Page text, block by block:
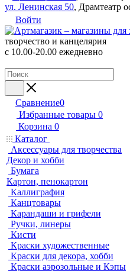
ул. Ленинская 50, Драмтеатр
Войти
творчество и канцелярия
с 10.00-20.00 ежедневно
Сравнение0
Избранные товары 0
Корзина 0
Каталог
Аксессуары для творчества
Декор и хобби
Бумага
Картон, пенокартон
Каллиграфия
Канцтовары
Карандаши и грифели
Ручки, линеры
Кисти
Краски художественные
Краски для декора, хобби
Краски аэрозольные и Кэпы